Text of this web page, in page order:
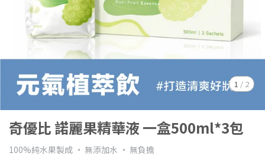
1 / 2
奇優比 諾麗果精華液 一盒500ml*3包
100%純水果製成 · 無添加水 · 無負擔